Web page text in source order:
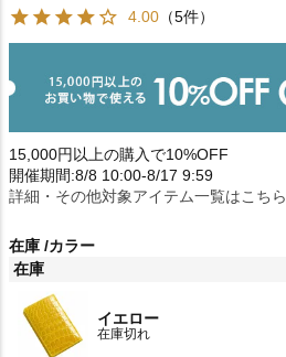
4.00 （5件）
15,000円以上の購入で10%OFF
開催期間:8/8 10:00-8/17 9:59
詳細・その他対象アイテム一覧はこちら
在庫 カラー
在庫
イエロー
在庫切れ